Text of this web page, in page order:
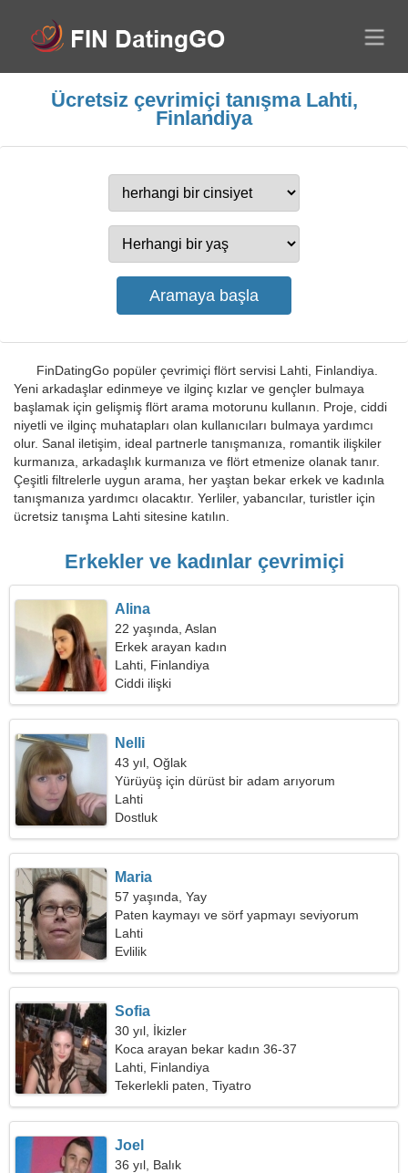
Ücretsiz çevrimiçi tanışma Lahti,
Finlandiya
FinDatingGo popüler çevrimiçi flört servisi Lahti, Finlandiya.
Yeni arkadaşlar edinmeye ve ilginç kızlar ve gençler bulmaya
başlamak için gelişmiş flört arama motorunu kullanın. Proje, ciddi
niyetli ve ilginç muhatapları olan kullanıcıları bulmaya yardımcı
olur. Sanal iletişim, ideal partnerle tanışmanıza, romantik ilişkiler
kurmanıza, arkadaşlık kurmanıza ve flört etmenize olanak tanır.
Çeşitli filtrelerle uygun arama, her yaştan bekar erkek ve kadınla
tanışmanıza yardımcı olacaktır. Yerliler, yabancılar, turistler için
ücretsiz tanışma Lahti sitesine katılın.
Erkekler ve kadınlar çevrimiçi
Alina
22 yaşında, Aslan
Erkek arayan kadın
Lahti, Finlandiya
Ciddi ilişki
Nelli
43 yıl, Oğlak
Yürüyüş için dürüst bir adam arıyorum
Lahti
Dostluk
Maria
57 yaşında, Yay
Paten kaymayı ve sörf yapmayı seviyorum
Lahti
Evlilik
Sofia
30 yıl, İkizler
Koca arayan bekar kadın 36-37
Lahti, Finlandiya
Tekerlekli paten, Tiyatro
Joel
36 yıl, Balık